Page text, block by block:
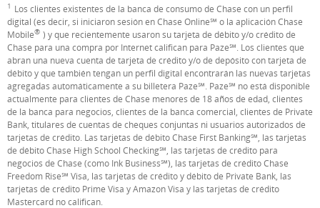
Nota al pie de página
1 Los clientes existentes de la banca de consumo de Chase con un perfil
digital (es decir, si iniciaron sesión en Chase Online℠ o la aplicación Chase
Mobile® ) y que recientemente usaron su tarjeta de débito y/o crédito de
Chase para una compra por Internet califican para Paze℠. Los clientes que
abran una nueva cuenta de tarjeta de crédito y/o de depósito con tarjeta de
débito y que también tengan un perfil digital encontrarán las nuevas tarjetas
agregadas automáticamente a su billetera Paze℠. Paze℠ no está disponible
actualmente para clientes de Chase menores de 18 años de edad, clientes
de la banca para negocios, clientes de la banca comercial, clientes de Private
Bank, titulares de cuentas de cheques conjuntas ni usuarios autorizados de
tarjetas de crédito. Las tarjetas de débito Chase First Banking℠, las tarjetas
de débito Chase High School Checking℠, las tarjetas de crédito para
negocios de Chase (como Ink Business℠), las tarjetas de crédito Chase
Freedom Rise℠ Visa, las tarjetas de crédito y débito de Private Bank, las
tarjetas de crédito Prime Visa y Amazon Visa y las tarjetas de crédito
Mastercard no califican.